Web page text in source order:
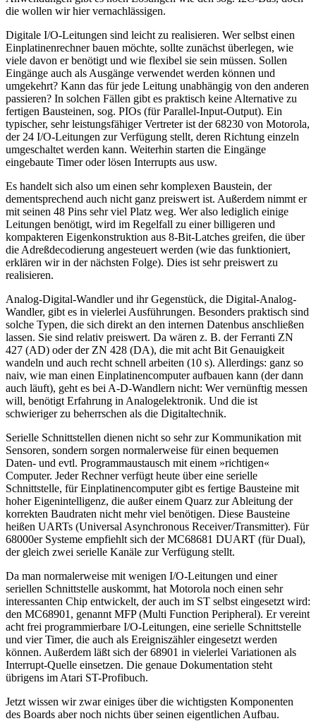
die wollen wir hier vernachlässigen.
Digitale I/O-Leitungen sind leicht zu realisieren. Wer selbst einen
Einplatinenrechner bauen möchte, sollte zunächst überlegen, wie
viele davon er benötigt und wie flexibel sie sein müssen. Sollen
Eingänge auch als Ausgänge verwendet werden können und
umgekehrt? Kann das für jede Leitung unabhängig von den anderen
passieren? In solchen Fällen gibt es praktisch keine Alternative zu
fertigen Bausteinen, sog. PIOs (für Parallel-Input-Output). Ein
typischer, sehr leistungsfähiger Vertreter ist der 68230 von Motorola,
der 24 I/O-Leitungen zur Verfügung stellt, deren Richtung einzeln
umgeschaltet werden kann. Weiterhin starten die Eingänge
eingebaute Timer oder lösen Interrupts aus usw.
Es handelt sich also um einen sehr komplexen Baustein, der
dementsprechend auch nicht ganz preiswert ist. Außerdem nimmt er
mit seinen 48 Pins sehr viel Platz weg. Wer also lediglich einige
Leitungen benötigt, wird im Regelfall zu einer billigeren und
kompakteren Eigenkonstruktion aus 8-Bit-Latches greifen, die über
die Adreßdecodierung angesteuert werden (wie das funktioniert,
erklären wir in der nächsten Folge). Dies ist sehr preiswert zu
realisieren.
Analog-Digital-Wandler und ihr Gegenstück, die Digital-Analog-
Wandler, gibt es in vielerlei Ausführungen. Besonders praktisch sind
solche Typen, die sich direkt an den internen Datenbus anschließen
lassen. Sie sind relativ preiswert. Da wären z. B. der Ferranti ZN
427 (AD) oder der ZN 428 (DA), die mit acht Bit Genauigkeit
wandeln und auch recht schnell arbeiten (10 s). Allerdings: ganz so
naiv, wie man einen Einplatinencomputer aufbauen kann (der dann
auch läuft), geht es bei A-D-Wandlern nicht: Wer vernünftig messen
will, benötigt Erfahrung in Analogelektronik. Und die ist
schwieriger zu beherrschen als die Digitaltechnik.
Serielle Schnittstellen dienen nicht so sehr zur Kommunikation mit
Sensoren, sondern sorgen normalerweise für einen bequemen
Daten- und evtl. Programmaustausch mit einem »richtigen«
Computer. Jeder Rechner verfügt heute über eine serielle
Schnittstelle, für Einplatinencomputer gibt es fertige Bausteine mit
hoher Eigenintelligenz, die außer einem Quarz zur Ableitung der
korrekten Baudraten nicht mehr viel benötigen. Diese Bausteine
heißen UARTs (Universal Asynchronous Receiver/Transmitter). Für
68000er Systeme empfiehlt sich der MC68681 DUART (für Dual),
der gleich zwei serielle Kanäle zur Verfügung stellt.
Da man normalerweise mit wenigen I/O-Leitungen und einer
seriellen Schnittstelle auskommt, hat Motorola noch einen sehr
interessanten Chip entwickelt, der auch im ST selbst eingesetzt wird:
den MC68901, genannt MFP (Multi Function Peripheral). Er vereint
acht frei programmierbare I/O-Leitungen, eine serielle Schnittstelle
und vier Timer, die auch als Ereigniszähler eingesetzt werden
können. Außerdem läßt sich der 68901 in vielerlei Variationen als
Interrupt-Quelle einsetzen. Die genaue Dokumentation steht
übrigens im Atari ST-Profibuch.
Jetzt wissen wir zwar einiges über die wichtigsten Komponenten
des Boards aber noch nichts über seinen eigentlichen Aufbau.